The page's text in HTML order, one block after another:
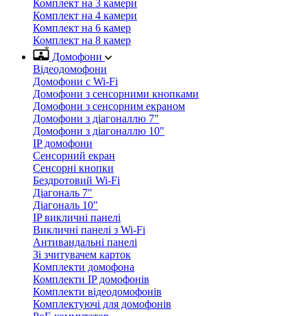
Комплект на 3 камери
Комплект на 4 камери
Комплект на 6 камер
Комплект на 8 камер
Домофони
Відеодомофони
Домофони с Wi-Fi
Домофони з сенсорними кнопками
Домофони з сенсорним екраном
Домофони з діагоналлю 7"
Домофони з діагоналлю 10"
IP домофони
Сенсорний екран
Сенсорні кнопки
Бездротовий Wi-Fi
Діагональ 7"
Діагональ 10"
IP викличні панелі
Викличні панелі з Wi-Fi
Антивандальні панелі
Зі зчитувачем карток
Комплекти домофона
Комплекти IP домофонів
Комплекти відеодомофонів
Комплектуючі для домофонів